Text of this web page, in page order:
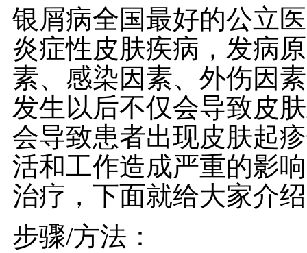
银屑病全国最好的公立
炎症性皮肤疾病，发病
素、感染因素、外伤因
发生以后不仅会导致皮
会导致患者出现皮肤起
活和工作造成严重的影
治疗，下面就给大家介
步骤/方法：